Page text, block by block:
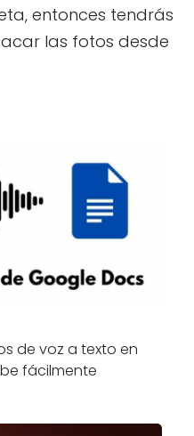
entonces tendrás
las fotos desde
de voz a texto en
fácilmente